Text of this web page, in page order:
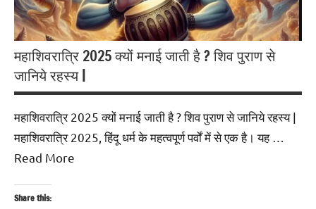
महाशिवरात्रि 2025 क्यों मनाई जाती है ? शिव पुराण से
जानिये रहस्य |
महाशिवरात्रि 2025 क्यों मनाई जाती है ? शिव पुराण से जानिये रहस्य |
महाशिवरात्रि 2025, हिंदू धर्म के महत्वपूर्ण पर्वों में से एक है। यह …
Read More
Share this: